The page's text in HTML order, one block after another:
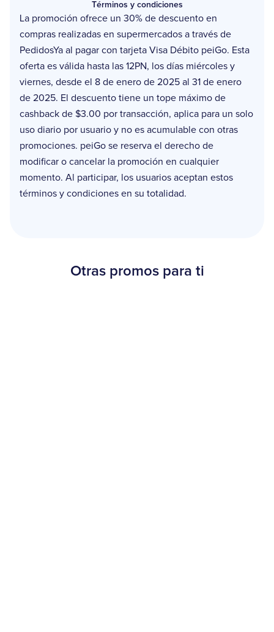
Términos y condiciones
La promoción ofrece un 30% de descuento en
compras realizadas en supermercados a través de
PedidosYa al pagar con tarjeta Visa Débito peiGo. Esta
oferta es válida hasta las 12PN, los días miércoles y
viernes, desde el 8 de enero de 2025 al 31 de enero
de 2025. El descuento tiene un tope máximo de
cashback de $3.00 por transacción, aplica para un solo
uso diario por usuario y no es acumulable con otras
promociones. peiGo se reserva el derecho de
modificar o cancelar la promoción en cualquier
momento. Al participar, los usuarios aceptan estos
términos y condiciones en su totalidad.
Otras promos para ti